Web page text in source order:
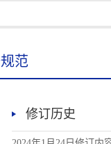
范
修订历史